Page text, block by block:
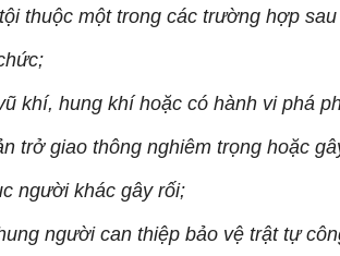
thuộc một trong các trường hợp
khí, hung khí hoặc có hành vi phá
trở giao thông nghiêm trọng hoặc
người khác gây rối;
người can thiệp bảo vệ trật tự